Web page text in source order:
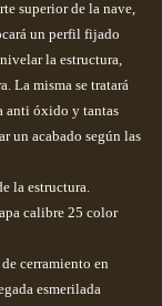
superior de la nave,
un perfil fijado
la estructura,
La misma se tratará
anti óxido y tantas
un acabado según las
la estructura.
calibre 25 color
cerramiento en
esmerilada